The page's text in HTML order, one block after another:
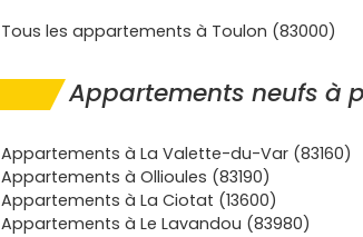
Tous les appartements à Toulon (83000)
Appartements neufs à
Appartements à La Valette-du-Var (83160)
Appartements à Ollioules (83190)
Appartements à La Ciotat (13600)
Appartements à Le Lavandou (83980)